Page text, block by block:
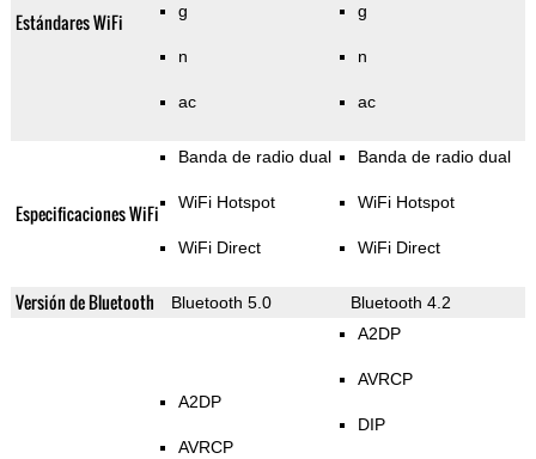
Estándares WiFi g
n
ac
g
n
ac
Especificaciones WiFi
Banda de radio dual
WiFi Hotspot
WiFi Direct
Banda de radio dual
WiFi Hotspot
WiFi Direct
Versión de Bluetooth Bluetooth 5.0 Bluetooth 4.2
A2DP
AVRCP
A2DP
AVRCP
DIP